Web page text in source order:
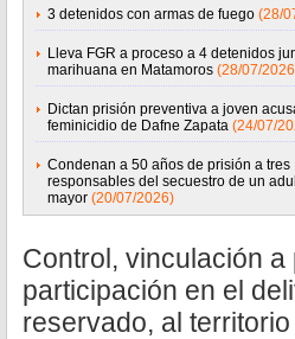
3 detenidos con armas de fuego (28/
Lleva FGR a proceso a 4 detenidos
marihuana en Matamoros (28/07/
Dictan prisión preventiva a joven
feminicidio de Dafne Zapata (24/07/
Condenan a 50 años de prisión a tres
responsables del secuestro de un
mayor (20/07/2026)
Control, vinculación
participación en el
reservado, al